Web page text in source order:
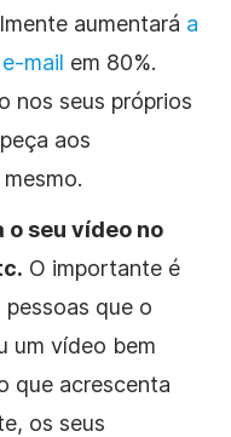
aumentará a
mail em 80%.
nos seus próprios
aos
o seu vídeo no
O importante é
que o
um vídeo bem
que acrescenta
os seus